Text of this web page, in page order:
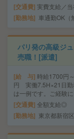
交通費 実費支給／当
勤務地 車通勤OK（
パリ発の高級ジ
売職！[派遣]
給 与 時給1700円
円 実働7.5H×21日勤
は一例です。ご経験に
交通費 全額支給◎
勤務地 東京都新宿